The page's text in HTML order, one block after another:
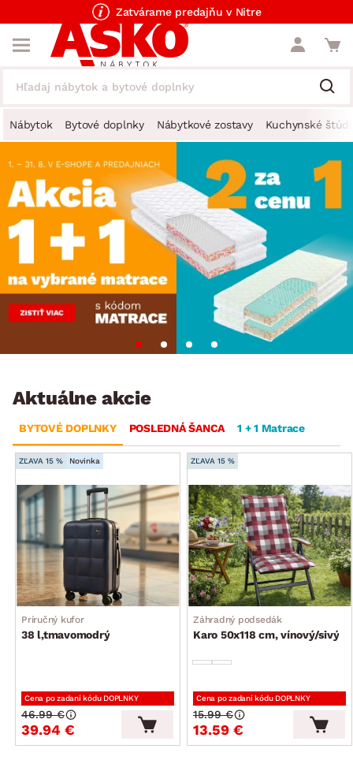
Zatvárame predajňu v Nitre
Nábytok Bytové doplnky Nábytkové zostavy Kuchynské
Aktuálne akcie
BYTOVÉ DOPLNKY POSLEDNÁ ŠANCA 1 + 1 Matrace
ZĽAVA 15 % Novinka
Príručný kufor
38 l,tmavomodrý
Cena po zadaní kódu DOPLNKY
39.94 €
46.99 €
ZĽAVA 15 %
Záhradný podsedák
Karo 50x118 cm, vínový/sivý
Cena po zadaní kódu DOPLNKY
13.59 €
15.99 €